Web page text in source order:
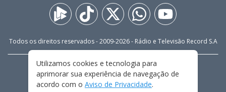
Todos os direitos reservados - 2009-2026- Rádio e Televisão Record S.A
FALE CONOSCO
PRIVACIDADE
TERMOS E CONDIÇÕES DE USO
Utilizamos cookies e tecnologia para
aprimorar sua experiência de navegação de
acordo com o Aviso de Privacidade.